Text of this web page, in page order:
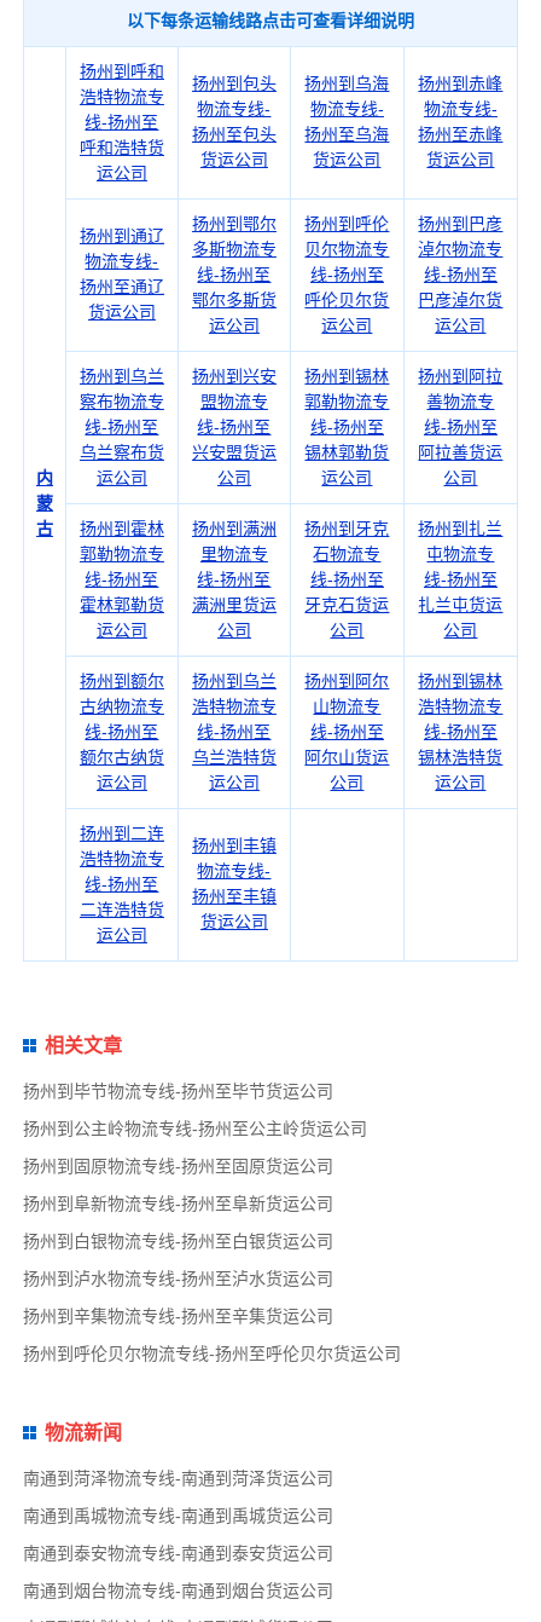
以下每条运输线路点击可查看详细说明
内
蒙
古
扬州到呼和
浩特物流专
线-扬州至
呼和浩特货
运公司
扬州到包头
物流专线-
扬州至包头
货运公司
扬州到乌海
物流专线-
扬州至乌海
货运公司
扬州到赤峰
物流专线-
扬州至赤峰
货运公司
扬州到通辽
物流专线-
扬州至通辽
货运公司
扬州到鄂尔
多斯物流专
线-扬州至
鄂尔多斯货
运公司
扬州到呼伦
贝尔物流专
线-扬州至
呼伦贝尔货
运公司
扬州到巴彦
淖尔物流专
线-扬州至
巴彦淖尔货
运公司
扬州到乌兰
察布物流专
线-扬州至
乌兰察布货
运公司
扬州到兴安
盟物流专
线-扬州至
兴安盟货运
公司
扬州到锡林
郭勒物流专
线-扬州至
锡林郭勒货
运公司
扬州到阿拉
善物流专
线-扬州至
阿拉善货运
公司
扬州到霍林
郭勒物流专
线-扬州至
霍林郭勒货
运公司
扬州到满洲
里物流专
线-扬州至
满洲里货运
公司
扬州到牙克
石物流专
线-扬州至
牙克石货运
公司
扬州到扎兰
屯物流专
线-扬州至
扎兰屯货运
公司
扬州到额尔
古纳物流专
线-扬州至
额尔古纳货
运公司
扬州到乌兰
浩特物流专
线-扬州至
乌兰浩特货
运公司
扬州到阿尔
山物流专
线-扬州至
阿尔山货运
公司
扬州到锡林
浩特物流专
线-扬州至
锡林浩特货
运公司
扬州到二连
浩特物流专
线-扬州至
二连浩特货
运公司
扬州到丰镇
物流专线-
扬州至丰镇
货运公司
相关文章
扬州到毕节物流专线-扬州至毕节货运公司
扬州到公主岭物流专线-扬州至公主岭货运公司
扬州到固原物流专线-扬州至固原货运公司
扬州到阜新物流专线-扬州至阜新货运公司
扬州到白银物流专线-扬州至白银货运公司
扬州到泸水物流专线-扬州至泸水货运公司
扬州到辛集物流专线-扬州至辛集货运公司
扬州到呼伦贝尔物流专线-扬州至呼伦贝尔货运公司
物流新闻
南通到菏泽物流专线-南通到菏泽货运公司
南通到禹城物流专线-南通到禹城货运公司
南通到泰安物流专线-南通到泰安货运公司
南通到烟台物流专线-南通到烟台货运公司